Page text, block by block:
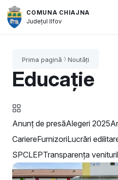
COMUNA CHIAJNA
JudețulIlfov
Prima pagină Noutăți
Educație
Anunț de presăAlegeri 2025
CariereFurnizoriLucrări
SPCLEPTransparența